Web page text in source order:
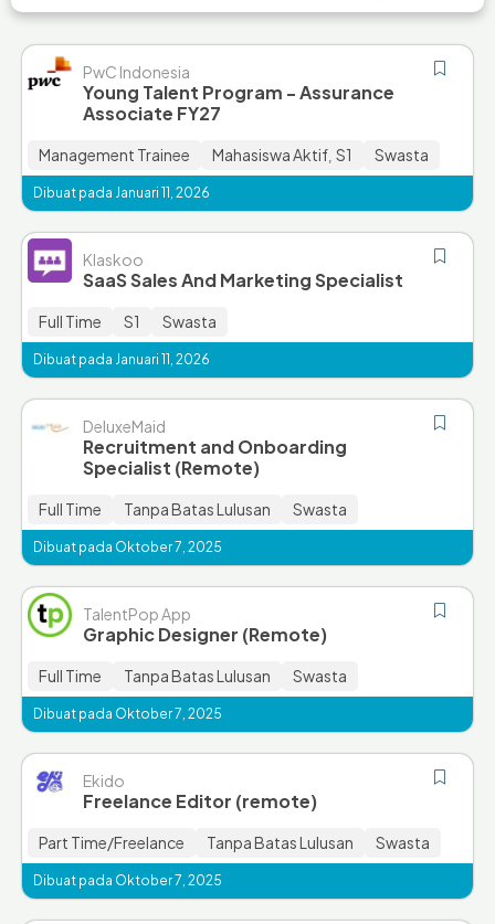
PwC Indonesia
Young Talent Program - Assurance
Associate FY27
Management Trainee Mahasiswa Aktif S1 Swasta
Dibuat pada Januari 11, 2026
Klaskoo
SaaS Sales And Marketing Specialist
Full Time S1 Swasta
Dibuat pada Januari 11, 2026
DeluxeMaid
Recruitment and Onboarding
Specialist (Remote)
Full Time Tanpa Batas Lulusan Swasta
Dibuat pada Oktober 7, 2025
TalentPop App
Graphic Designer (Remote)
Full Time Tanpa Batas Lulusan Swasta
Dibuat pada Oktober 7, 2025
Ekido
Freelance Editor (remote)
Part Time/Freelance Tanpa Batas Lulusan Swasta
Dibuat pada Oktober 7, 2025